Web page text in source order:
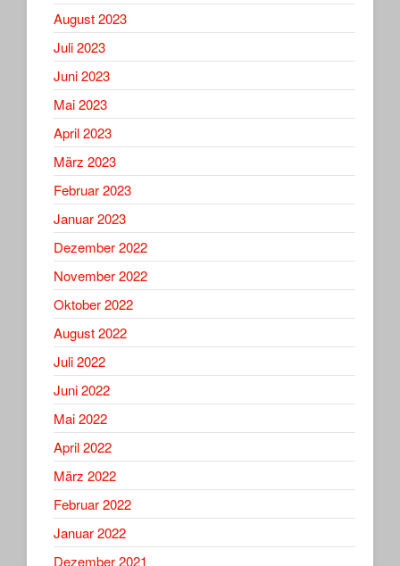
August 2023
Juli 2023
Juni 2023
Mai 2023
April 2023
März 2023
Februar 2023
Januar 2023
Dezember 2022
November 2022
Oktober 2022
August 2022
Juli 2022
Juni 2022
Mai 2022
April 2022
März 2022
Februar 2022
Januar 2022
Dezember 2021